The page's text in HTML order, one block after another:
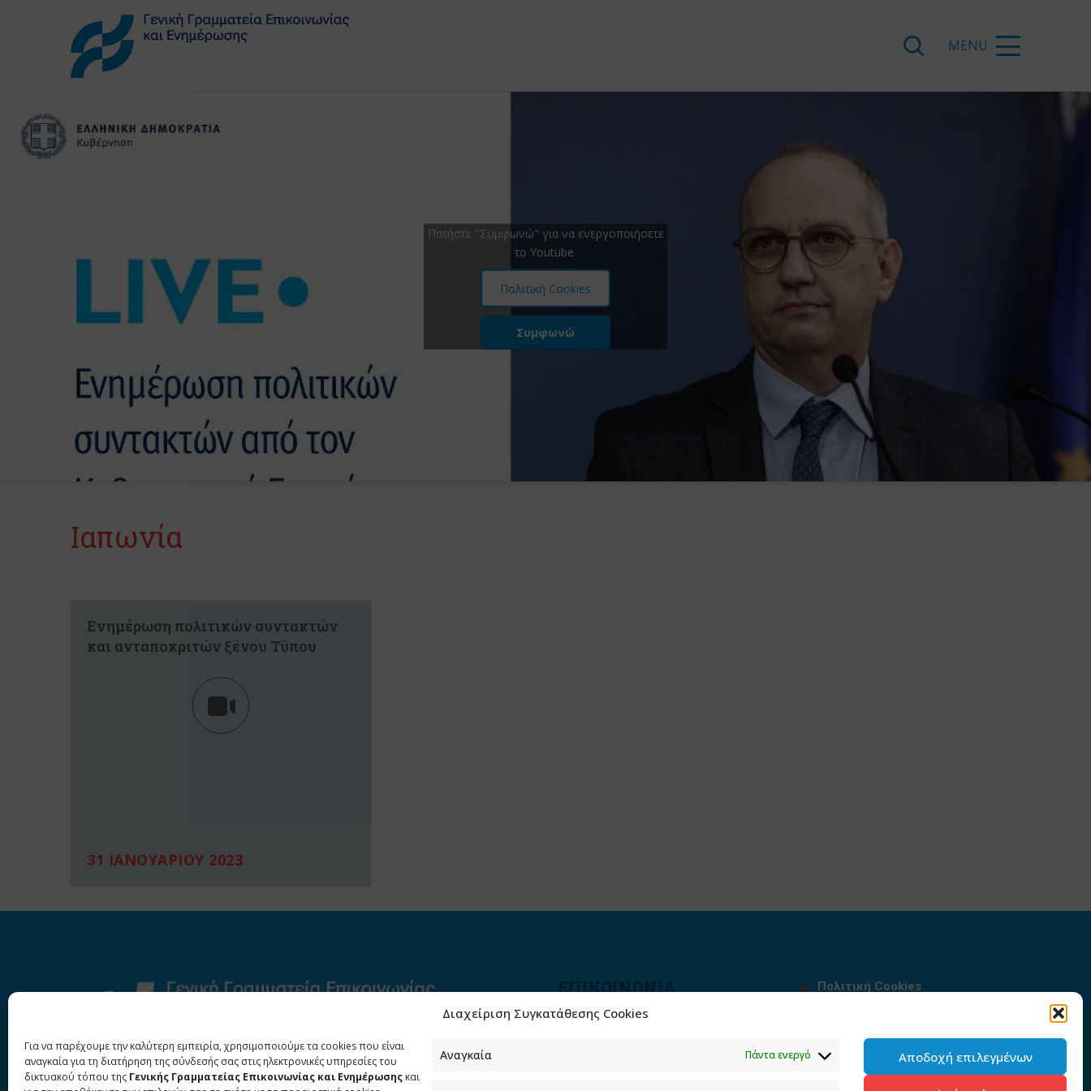
Διαχείριση Συγκατάθεσης Cookies
Για να παρέχουμε την καλύτερη εμπειρία, χρησιμοποιούμε τα cookies που είναι
αναγκαία για τη διατήρηση της σύνδεσής σας στις ηλεκτρονικές υπηρεσίες του
δικτυακού τόπου της Γενικής Γραμματείας Επικοινωνίας και Ενημέρωσης και
Αναγκαία Πάντα ενεργό Αποδοχή επιλεγμένων
Πατήστε "Συμφωνώ" για να ενεργοποιήσετε
το Youtube
Πολιτική Cookies
Συμφωνώ
Ιαπωνία
Ενημέρωση πολιτικών συντακτών
και ανταποκριτών ξένου Τύπου
31 ΙΑΝΟΥΑΡΙΟΥ 2023
ΕΠΙΚΟΙΝΩΝΙΑ
Φραγκούδη 11 & Αλεξάνδρου
Πολιτική Cookies
Πολιτική προστασίας
προσωπικών δεδομένων του
παρόντος ιστότοπου